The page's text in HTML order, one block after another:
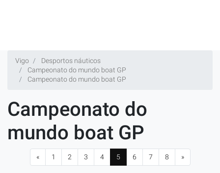
Vigo
Desportos náuticos
Campeonato do mundo boat GP
Campeonato do mundo boat GP
Campeonato do
mundo boat GP
« 1 2 3 4 5 6 7 8 »